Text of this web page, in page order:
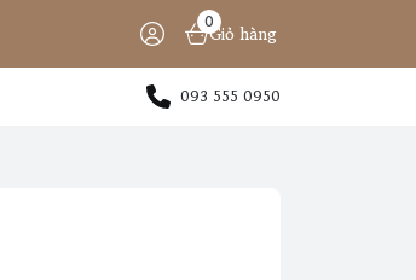
0
Giỏ hàng
093 555 0950